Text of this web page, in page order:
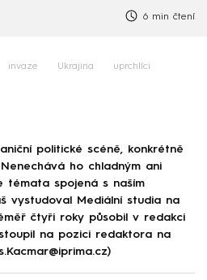
6 min čtení
invaze Ukrajina uprchlíci
politické scéně, konkrétně
ho chladným ani
témata spojená s naším
vystudoval Mediální studia na
čtyři roky působil v redakci
na pozici redaktora na